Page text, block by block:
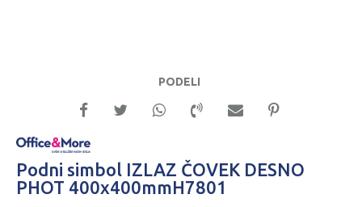
PODELI
Podni simbol IZLAZ ČOVEK DESNO
PHOT 400x400mmH7801